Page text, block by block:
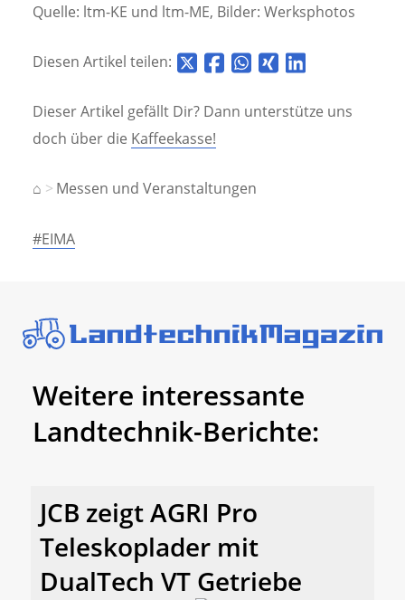
Quelle: ltm-KE und ltm-ME, Bilder: Werksphotos
Diesen Artikel teilen:
Dieser Artikel gefällt Dir? Dann unterstütze uns
doch über die Kaffeekasse!
⌂ Messen und Veranstaltungen
#EIMA
Weitere interessante
Landtechnik-Berichte:
JCB zeigt AGRI Pro
Teleskoplader mit
DualTech VT Getriebe